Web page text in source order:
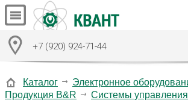
+7 (920) 924-71-44
Каталог
Электронное
Продукция B&R
Системы управления